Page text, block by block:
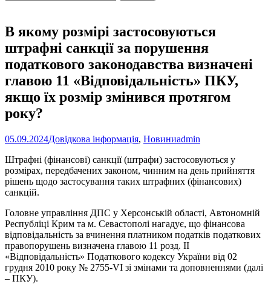
В якому розмірі застосовуються
штрафні санкції за порушення
податкового законодавства визначені
главою 11 «Відповідальність» ПКУ,
якщо їх розмір змінився протягом
року?
05.09.2024Довідкова інформація, Новиниadmin
Штрафні (фінансові) санкції (штрафи) застосовуються у
розмірах, передбачених законом, чинним на день прийняття
рішень щодо застосування таких штрафних (фінансових)
санкцій.
Головне управління ДПС у Херсонській області, Автономній
Республіці Крим та м. Севастополі нагадує, що фінансова
відповідальність за вчинення платником податків податкових
правопорушень визначена главою 11 розд. II
«Відповідальність» Податкового кодексу України від 02
грудня 2010 року № 2755-VI зі змінами та доповненнями (далі
– ПКУ).